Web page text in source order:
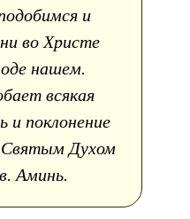
и
во Христе
нашем.
всякая
и поклонение
Духом
Аминь.